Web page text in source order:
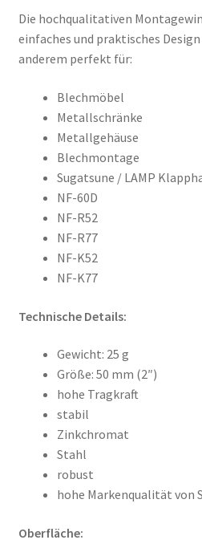
Die hochqualitativen
einfaches und praktisches
anderem perfekt für:
Blechmöbel
Metallschränke
Metallgehäuse
Blechmontage
Sugatsune / LAMP
NF-60D
NF-R52
NF-R77
NF-K52
NF-K77
Technische Details:
Gewicht: 25 g
Größe: 50 mm (2″)
hohe Tragkraft
stabil
Zinkchromat
Stahl
robust
hohe Markenqualität von
Oberfläche: